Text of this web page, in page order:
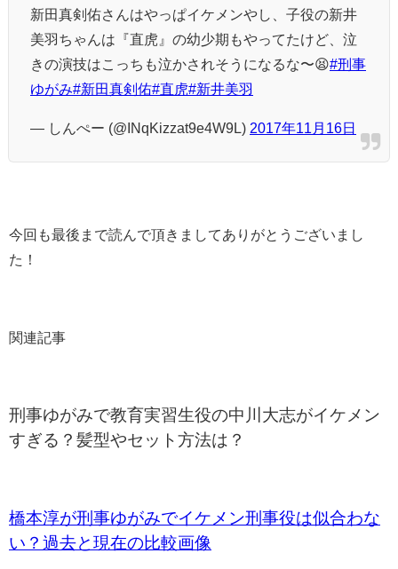
新田真剣佑さんはやっぱイケメンやし、子役の新井
美羽ちゃんは『直虎』の幼少期もやってたけど、泣
きの演技はこっちも泣かされそうになるな〜😫#刑事
ゆがみ#新田真剣佑#直虎#新井美羽
— しんぺー (@INqKizzat9e4W9L) 2017年11月16日
今回も最後まで読んで頂きましてありがとうございまし
た！
関連記事
刑事ゆがみで教育実習生役の中川大志がイケメン
すぎる？髪型やセット方法は？
橋本淳が刑事ゆがみでイケメン刑事役は似合わな
い？過去と現在の比較画像